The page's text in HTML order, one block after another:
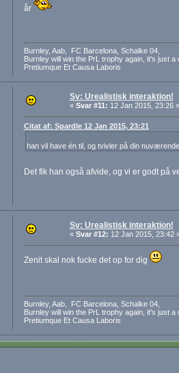
år
Burnley, Aab, FC Barcelona, Schalke 04,
Burnley will win the PrL trophy again, it's just a
Pretiumque Et Causa Laboris
Sv: Urealistisk interaktion!
« Svar #11: 12 Jan 2015, 23:26 »
Citat af: Spardle 12 Jan 2015, 23:21
han vil have én til, og tvivler på din
Det fik han også afvide, og vi er godt på
Sv: Urealistisk interaktion!
« Svar #12: 12 Jan 2015, 23:42
Zenit skal nok fucke det op for dig
Burnley, Aab, FC Barcelona, Schalke 04,
Burnley will win the PrL trophy again, it's just a
Pretiumque Et Causa Laboris